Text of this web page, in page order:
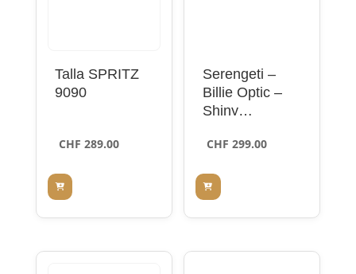
Talla SPRITZ
9090
CHF 289.00
Serengeti –
Billie Optic –
Shiny
Grey
CHF 299.00